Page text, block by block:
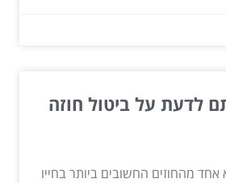
לדעת על ביטול חוזה
אחד מהחוזים החשובים ביותר בחייו